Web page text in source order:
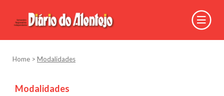
Home > Modalidades
Modalidades